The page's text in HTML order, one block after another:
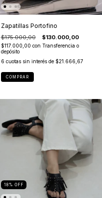
Zapatillas Portofino
$175.000,00 $130.000,00
$117.000,00 con Transferencia o
depósito
6 cuotas sin interés de $21.666,67
COMPRAR
18 % OFF